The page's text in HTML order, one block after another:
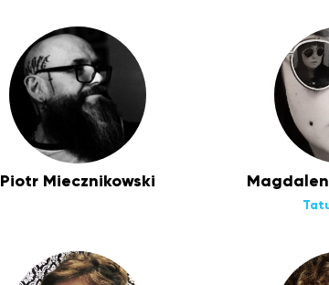
Piotr Miecznikowski